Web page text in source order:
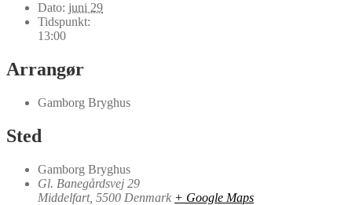
Dato: juni 29
Tidspunkt:
13:00
Arrangør
Gamborg Bryghus
Sted
Gamborg Bryghus
Gl. Banegårdsvej 29
Middelfart, 5500 Denmark + Google Maps